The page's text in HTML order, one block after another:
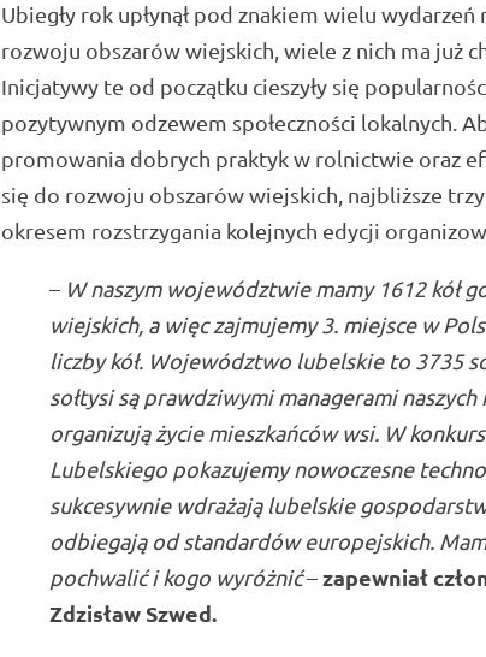
Ubiegły rok upłynął pod znakiem wielu
rozwoju obszarów wiejskich, wiele z nich ma już
Inicjatywy te od początku cieszyły się
pozytywnym odzewem społeczności lokalnych.
promowania dobrych praktyk w rolnictwie oraz
się do rozwoju obszarów wiejskich, najbliższe
okresem rozstrzygania kolejnych edycji
– W naszym województwie mamy 1612 kół
wiejskich, a więc zajmujemy 3. miejsce w
liczby kół. Województwo lubelskie to 3735
sołtysi są prawdziwymi managerami naszych
organizują życie mieszkańców wsi. W
Lubelskiego pokazujemy nowoczesne
sukcesywnie wdrażają lubelskie
odbiegają od standardów europejskich.
pochwalić i kogo wyróżnić–zapewniał
Zdzisław Szwed.